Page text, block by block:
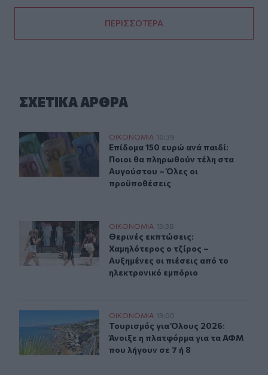
ΠΕΡΙΣΣΟΤΕΡΑ
ΣΧΕΤΙΚA AΡΘΡΑ
Επίδομα 150 ευρώ ανά παιδί: Ποιοι θα πληρωθούν
ΟΙΚΟΝΟΜΙΑ 16:39
Επίδομα 150 ευρώ ανά παιδί:
Επίδομα 150 ευρώ ανά παιδί:
Ποιοι θα πληρωθούν τέλη στα
Αυγούστου – Όλες οι
προϋποθέσεις
Θερινές εκπτώσεις: Χαμηλότερος ο τζίρος – Αυξημένες
ΟΙΚΟΝΟΜΙΑ 15:38
Θερινές εκπτώσεις: Χαμηλότερος ο
Θερινές εκπτώσεις:
Χαμηλότερος ο τζίρος –
Αυξημένες οι πιέσεις από το
ηλεκτρονικό εμπόριο
Τουρισμός για Όλους 2026: Άνοιξε η πλατφόρμα για
ΟΙΚΟΝΟΜΙΑ 13:00
Τουρισμός για Όλους 2026:
Τουρισμός για Όλους 2026:
Άνοιξε η πλατφόρμα για τα ΑΦΜ
που λήγουν σε 7 ή 8